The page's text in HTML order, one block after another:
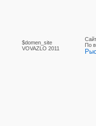
$domen_site
VOVAZLO 2011
По